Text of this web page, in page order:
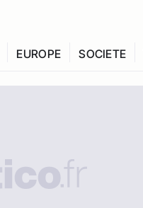
EUROPE SOCIETE